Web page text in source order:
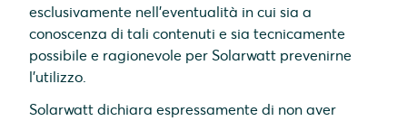
esclusivamente nell’eventualità in cui sia a
conoscenza di tali contenuti e sia tecnicamente
possibile e ragionevole per Solarwatt prevenirne
l’utilizzo.
Solarwatt dichiara espressamente di non aver